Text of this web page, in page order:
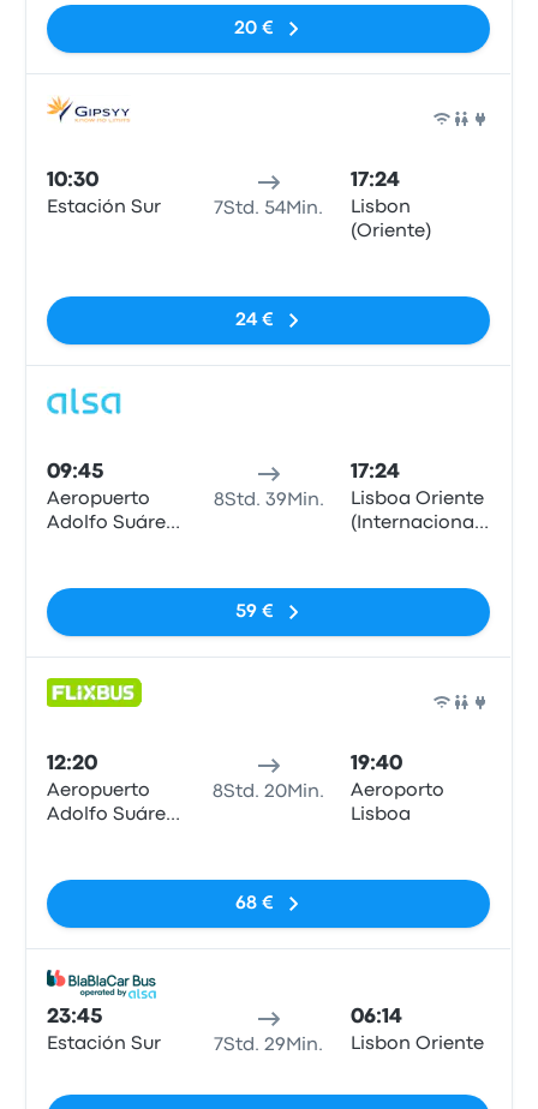
20 €
10:30
Estación Sur 7Std. 54Min.
17:24
Lisbon
(Oriente)
24 €
09:45
Aeropuerto
Adolfo Suárez
T4
8Std. 39Min.
17:24
Lisboa Oriente
(Internacional
59 €
12:20
Aeropuerto
Adolfo Suárez
T4
8Std. 20Min.
19:40
Aeroporto
Lisboa
68 €
23:45
Estación Sur 7Std. 29Min.
06:14
Lisbon Oriente